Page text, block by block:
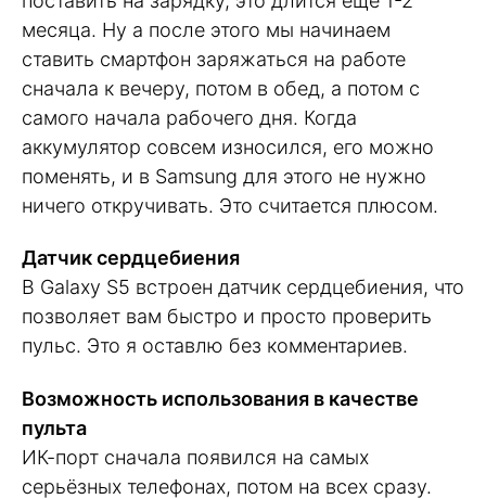
месяца. Ну а после этого мы начинаем
ставить смартфон заряжаться на работе
сначала к вечеру, потом в обед, а потом с
самого начала рабочего дня. Когда
аккумулятор совсем износился, его можно
поменять, и в Samsung для этого не нужно
ничего откручивать. Это считается плюсом.
Датчик сердцебиения
В Galaxy S5 встроен датчик сердцебиения, что
позволяет вам быстро и просто проверить
пульс. Это я оставлю без комментариев.
Возможность использования в качестве
пульта
ИК-порт сначала появился на самых
серьёзных телефонах, потом на всех сразу.